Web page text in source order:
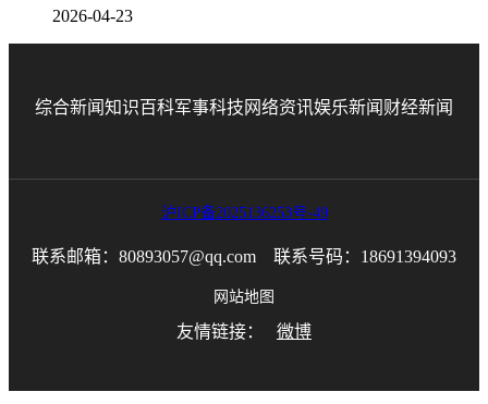
2026-04-23
综合新闻知识百科军事科技 网络资讯娱乐新闻 财经新闻
沪ICP备2025136253号-49
联系邮箱：80893057@qq.com 联系号码：18691394093
网站地图
友情链接： 微博